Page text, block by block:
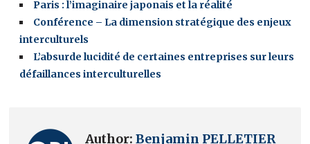
Paris : l’imaginaire japonais et la réalité
Conférence – La dimension stratégique des enjeux
interculturels
L’absurde lucidité de certaines entreprises sur leurs
défaillances interculturelles
Author:Benjamin PELLETIER